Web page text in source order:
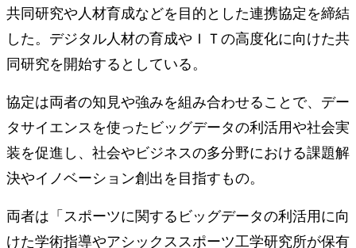
共同研究や人材育成などを目的とした連携協定を締結
した。デジタル人材の育成やＩＴの高度化に向けた共
同研究を開始するとしている。
協定は両者の知見や強みを組み合わせることで、デー
タサイエンスを使ったビッグデータの利活用や社会実
装を促進し、社会やビジネスの多分野における課題解
決やイノベーション創出を目指すもの。
両者は「スポーツに関するビッグデータの利活用に向
けた学術指導やアシックススポーツ工学研究所が保有